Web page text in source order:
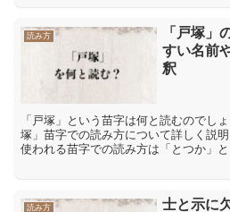
読み方
「戸塚」
すい名前
釈
「戸塚」という苗字は何と読むのでし
塚」苗字での読み方について詳しく説
使われる苗字での読み方は「とつか」
読み方 士と示に